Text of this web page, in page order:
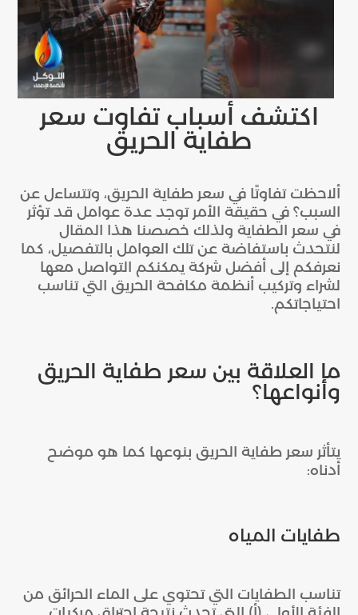
اكتشف أسباب تفاوت سعر
طفاية الحريق
ألاحظت تفاوتًا في سعر طفاية الحريق، وتتساءل عن
السبب؟ في حقيقة الأمر توجد عدة عوامل قد تؤثر
في سعر الطفاية ولذلك خصصنا هذا المقال
لنتحدث باستفاضة عن تلك العوامل بالتفصيل، كما
نعرفكم إلى أفضل شركة يمكنكم التواصل معها
لشراء وتركيب أنظمة مكافحة الحريق التي تناسب
احتياجاتكم.
ما العلاقة بين سعر طفاية الحريق
وأنواعها؟
يتأثر سعر طفاية الحريق بنوعها كما هو موضح
أدناه:
طفايات المياه
تناسب الطفايات التي تحتوي على الماء الحرائق من